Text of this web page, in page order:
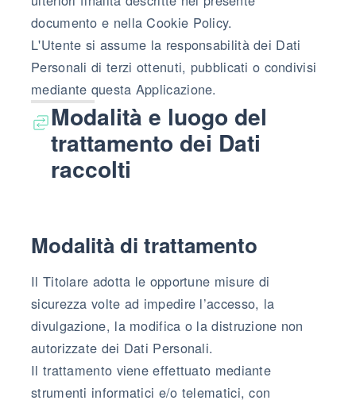
documento e nella Cookie Policy.
L'Utente si assume la responsabilità dei Dati
Personali di terzi ottenuti, pubblicati o condivisi
mediante questa Applicazione.
Modalità e luogo del
trattamento dei Dati
raccolti
Modalità di trattamento
Il Titolare adotta le opportune misure di
sicurezza volte ad impedire l’accesso, la
divulgazione, la modifica o la distruzione non
autorizzate dei Dati Personali.
Il trattamento viene effettuato mediante
strumenti informatici e/o telematici, con